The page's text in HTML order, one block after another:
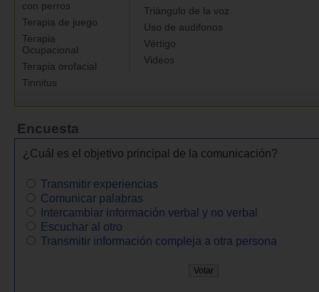
con perros
Terapia de juego
Terapia
Ocupacional
Terapia orofacial
Tinnitus
Triángulo de la voz
Uso de audifonos
Vértigo
Videos
Encuesta
¿Cuál es el objetivo principal de la comunicación?
Transmitir experiencias
Comunicar palabras
Intercambiar información verbal y no verbal
Escuchar al otro
Transmitir información compleja a otra persona